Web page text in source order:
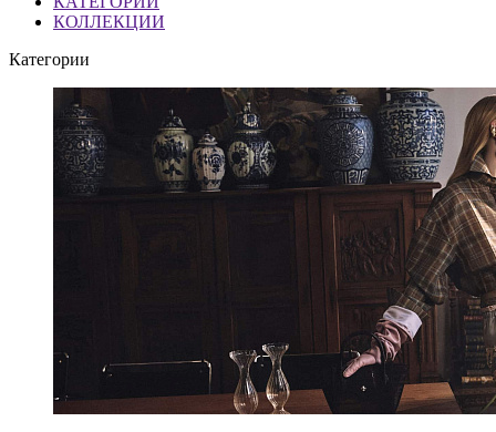
КОЛЛЕКЦИИ
Категории